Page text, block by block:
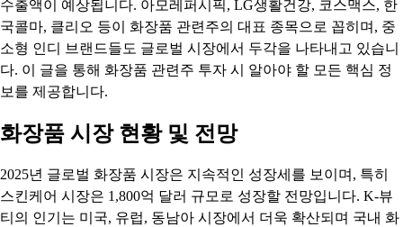
수출액이 예상됩니다. 아모레퍼시픽, LG생활건강, 코스맥스, 한
국콜마, 클리오 등이 화장품 관련주의 대표 종목으로 꼽히며, 중
소형 인디 브랜드들도 글로벌 시장에서 두각을 나타내고 있습니
다. 이 글을 통해 화장품 관련주 투자 시 알아야 할 모든 핵심 정
보를 제공합니다.
화장품 시장 현황 및 전망
2025년 글로벌 화장품 시장은 지속적인 성장세를 보이며, 특히
스킨케어 시장은 1,800억 달러 규모로 성장할 전망입니다. K-뷰
티의 인기는 미국, 유럽, 동남아 시장에서 더욱 확산되며 국내 화